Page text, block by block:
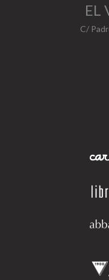
EL
C/